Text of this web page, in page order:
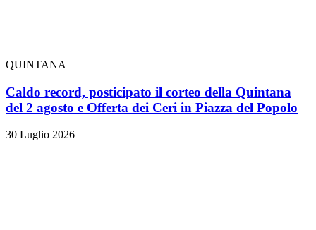
QUINTANA
Caldo record, posticipato il corteo della Quintana
del 2 agosto e Offerta dei Ceri in Piazza del Popolo
30 Luglio 2026